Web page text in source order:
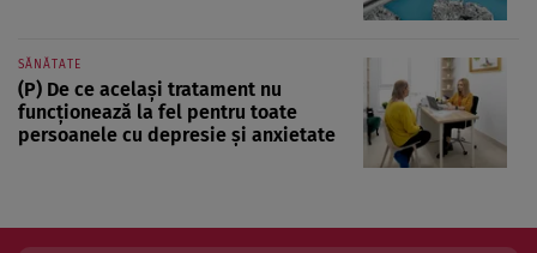
SĂNĂTATE
(P) De ce același tratament nu
funcționează la fel pentru toate
persoanele cu depresie și anxietate